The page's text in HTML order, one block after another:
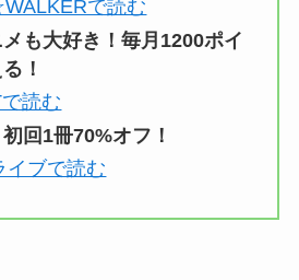
で読む
も大好き！毎月1200ポイ
！
読む
初回1冊70%オフ！
イブで読む